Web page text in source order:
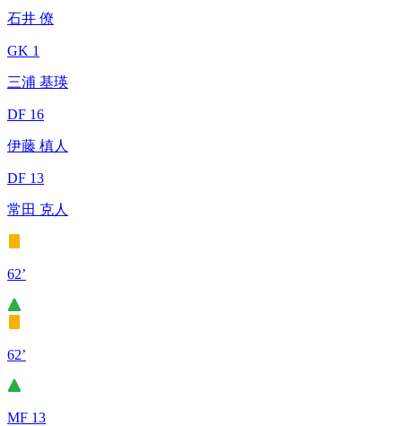
石井 僚
GK 1
三浦 基瑛
DF 16
伊藤 槙人
DF 13
常田 克人
62’
62’
MF 13